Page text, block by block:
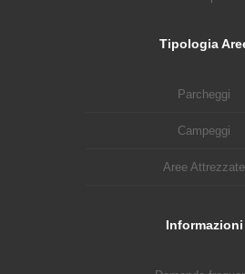
Tipologia
Parcheggi
Campeggi
Aree Attrezzate
Informazioni